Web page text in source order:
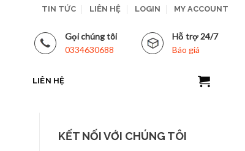
TIN TỨC LIÊN HỆ LOGIN MY ACCOUNT
Gọi chúng tôi
0334630688
Hỗ trợ 24/7
Báo giá
LIÊN HỆ
KẾT NỐI VỚI CHÚNG TÔI